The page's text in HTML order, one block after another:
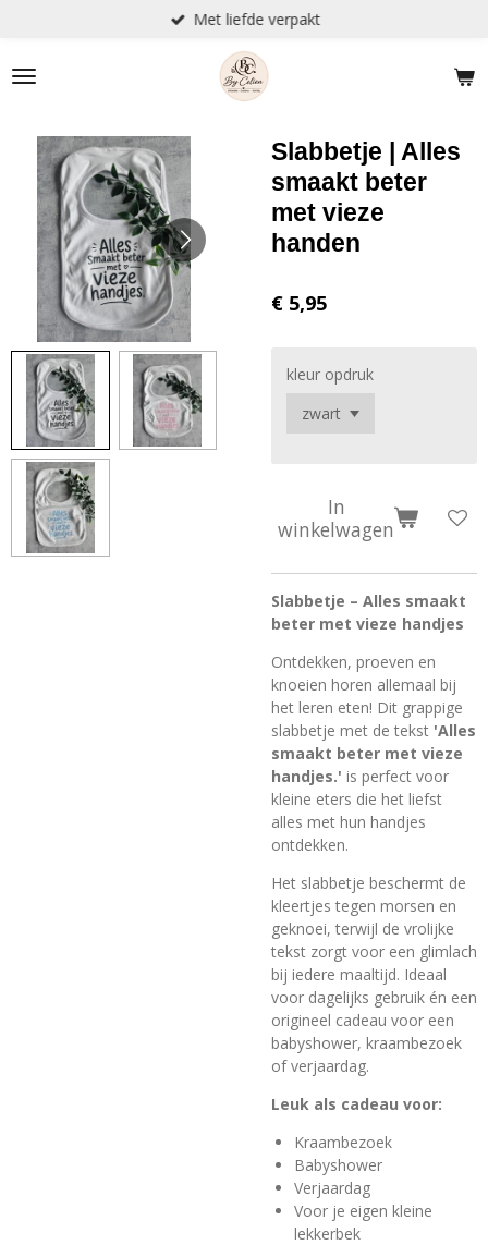
naar
de
Met liefde verpakt
Slabbetje | Alles
smaakt beter
met vieze
handen
€ 5,95
kleur opdruk
In
winkelwagen
Slabbetje – Alles smaakt
beter met vieze handjes
Ontdekken, proeven en
knoeien horen allemaal bij
het leren eten! Dit grappige
slabbetje met de tekst 'Alles
smaakt beter met vieze
handjes.' is perfect voor
kleine eters die het liefst
alles met hun handjes
ontdekken.
Het slabbetje beschermt de
kleertjes tegen morsen en
geknoei, terwijl de vrolijke
tekst zorgt voor een glimlach
bij iedere maaltijd. Ideaal
voor dagelijks gebruik én een
origineel cadeau voor een
babyshower, kraambezoek
of verjaardag.
Leuk als cadeau voor:
Kraambezoek
Babyshower
Verjaardag
Voor je eigen kleine
lekkerbek